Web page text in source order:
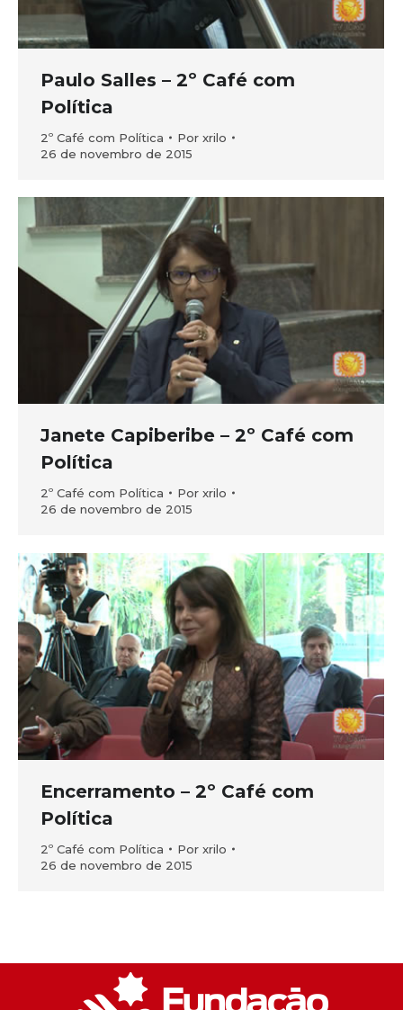
Paulo Salles – 2º Café com
Política
2º Café com Política Por xrilo
26 de novembro de 2015
Janete Capiberibe – 2º Café com
Política
2º Café com Política Por xrilo
26 de novembro de 2015
Encerramento – 2º Café com
Política
2º Café com Política Por xrilo
26 de novembro de 2015